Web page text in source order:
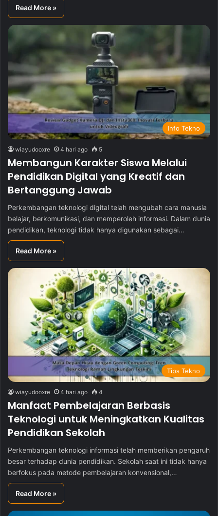
Read More »
Info Tekno
wiayudooxre 4 hari ago 5
Membangun Karakter Siswa Melalui
Pendidikan Digital yang Kreatif dan
Bertanggung Jawab
Perkembangan teknologi digital telah mengubah cara manusia
belajar, berkomunikasi, dan memperoleh informasi. Dalam dunia
pendidikan, teknologi tidak hanya digunakan sebagai…
Read More »
Tips Tekno
wiayudooxre 4 hari ago 4
Manfaat Pembelajaran Berbasis
Teknologi untuk Meningkatkan Kualitas
Pendidikan Sekolah
Perkembangan teknologi informasi telah memberikan pengaruh
besar terhadap dunia pendidikan. Sekolah saat ini tidak hanya
berfokus pada metode pembelajaran konvensional,…
Read More »